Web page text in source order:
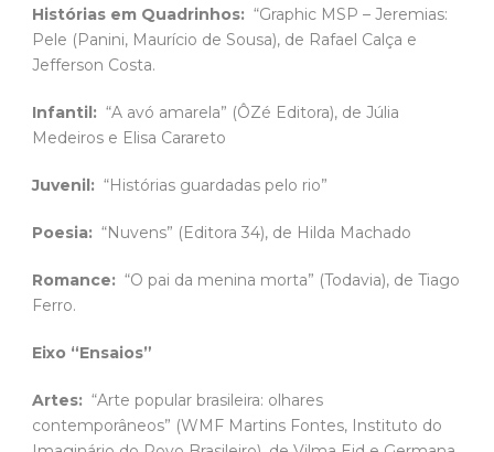
Histórias em Quadrinhos: “Graphic MSP – Jeremias:
Pele (Panini, Maurício de Sousa), de Rafael Calça e
Jefferson Costa.
Infantil: “A avó amarela” (ÔZé Editora), de Júlia
Medeiros e Elisa Carareto
Juvenil: “Histórias guardadas pelo rio”
Poesia: “Nuvens” (Editora 34), de Hilda Machado
Romance: “O pai da menina morta” (Todavia), de Tiago
Ferro.
Eixo “Ensaios”
Artes: “Arte popular brasileira: olhares
contemporâneos” (WMF Martins Fontes, Instituto do